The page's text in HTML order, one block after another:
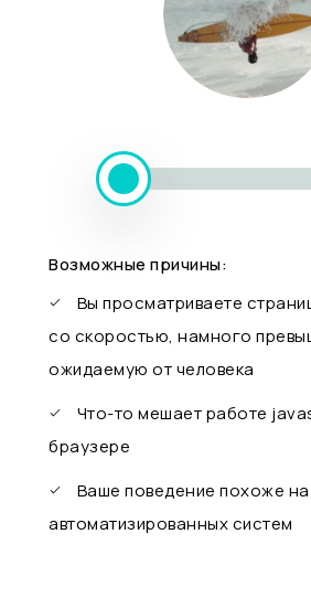
Возможные причины:
Вы просматриваете
со скоростью, намного
ожидаемую от человека
Что-то мешает работе
браузере
Ваше поведение похоже
автоматизированных систем